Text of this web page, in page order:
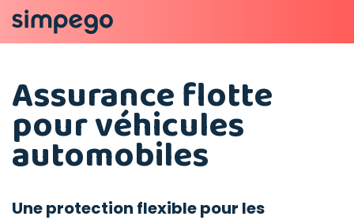
Assurance flotte
pour véhicules
automobiles
Une protection flexible pour les